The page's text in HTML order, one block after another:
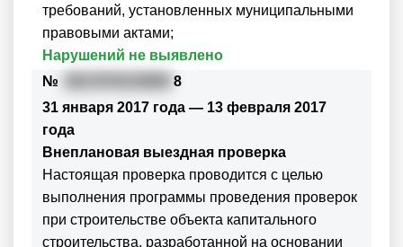
требований, установленных муниципальными
правовыми актами;
Нарушений не выявлено
№
8
31 января 2017 года — 13 февраля 2017
года
Внеплановая выездная проверка
Настоящая проверка проводится с целью
выполнения программы проведения проверок
при строительстве объекта капитального
строительства, разработанной на основании